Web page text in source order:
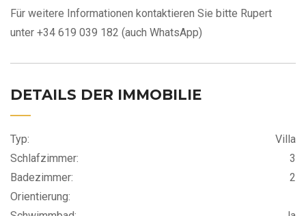
Für weitere Informationen kontaktieren Sie bitte Rupert
unter +34 619 039 182 (auch WhatsApp)
DETAILS DER IMMOBILIE
Typ:
Villa
Schlafzimmer:
3
Badezimmer:
2
Orientierung: